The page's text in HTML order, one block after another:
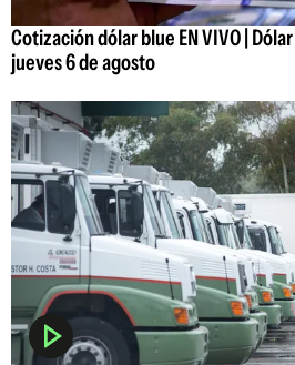
Cotización dólar blue EN VIVO |
jueves 6 de agosto